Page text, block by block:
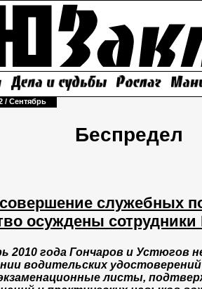
/ Сентябрь
Беспредел
совершение служебных
осуждены
2010 года Гончаров и Устюгов
водительских
листы,